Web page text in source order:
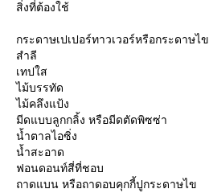
สิ่งที่ต้องใช้
กระดาษเปเปอร์ทาวเวอร์หรือกระดาษไข
สำลี
เทปใส
ไม้บรรทัด
ไม้คลึงแป้ง
มีดแบบลูกกลิ้ง หรือมีดตัดพิซซ่า
น้ำตาลไอซิ่ง
น้ำสะอาด
ฟอนดอนท์สี่ที่ชอบ
ถาดแบน หรือถาดอบคุกกี้ปูกระดาษไข